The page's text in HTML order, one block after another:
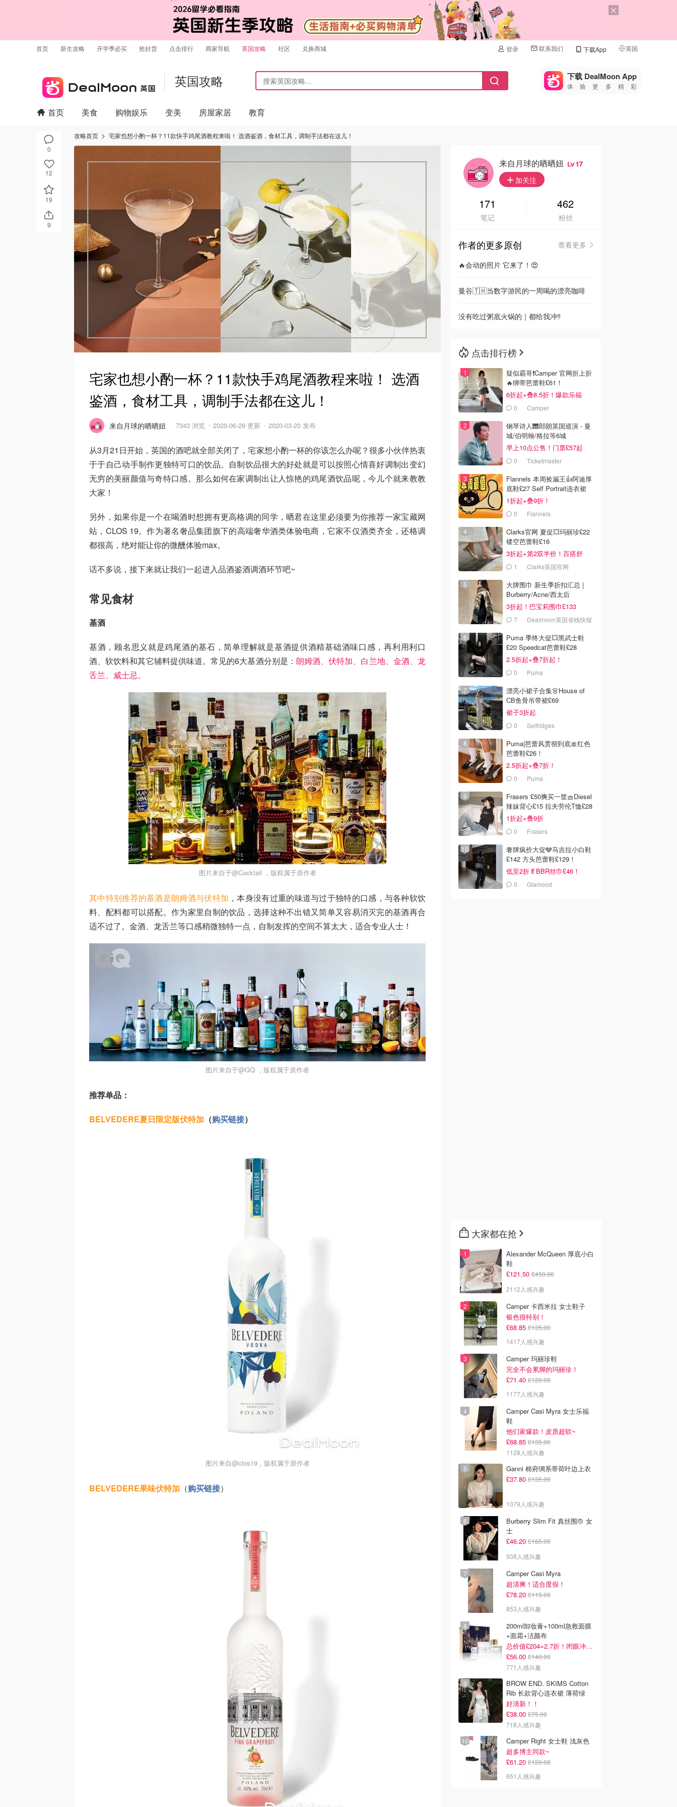
首页 新生攻略 开学季必买 抢好货 点击排行 商家导航 英国攻略 社区 兑换商城 登录 联系我们 下载App 英国
🇺🇸
🇨🇳 中国
🇩🇪
🇮🇹
🇦🇺
🇳🇿新西兰
英国攻略 下载 DealMoon App
体验更多精彩
0
12
19
9
首页 美食 购物娱乐 变美 房屋家居 教育
攻略首页 宅家也想小酌一杯？11款快手鸡尾酒教程来啦！ 选酒鉴酒，食材工具，调制手法都在这儿！
宅家也想小酌一杯？11款快手鸡尾酒教程来啦！ 选酒
鉴酒，食材工具，调制手法都在这儿！
来自月球的晒晒妞 7343 浏览 2020-06-29 更新 2020-03-20 发布
从3月21日开始，英国的酒吧就全部关闭了，宅家想小酌一杯的你该怎么办呢？很多小伙伴热衷
于于自己动手制作更独特可口的饮品。自制饮品很大的好处就是可以按照心情喜好调制出变幻
无穷的美丽颜值与奇特口感。那么如何在家调制出让人惊艳的鸡尾酒饮品呢，今儿个就来教教
大家！
另外，如果你是一个在喝酒时想拥有更高格调的同学，晒君在这里必须要为你推荐一家宝藏网
站，CLOS 19。作为著名奢品集团旗下的高端奢华酒类体验电商，它家不仅酒类齐全，还格调
都很高，绝对能让你的微醺体验max。
话不多说，接下来就让我们一起进入品酒鉴酒调酒环节吧~
常见食材
基酒
基酒，顾名思义就是鸡尾酒的基石，简单理解就是基酒提供酒精基础酒味口感，再利用利口
酒、软饮料和其它辅料提供味道。常见的6大基酒分别是： 朗姆酒、伏特加、白兰地、金酒、龙
舌兰、威士忌。
图片来自于@Cocktail ，版权属于原作者
其中特别推荐的基酒是朗姆酒与伏特加 ，本身没有过重的味道与过于独特的口感，与各种软饮
料、配料都可以搭配。作为家里自制的饮品，选择这种不出错又简单又容易消灭完的基酒再合
适不过了。金酒、龙舌兰等口感稍微独特一点，自制发挥的空间不算太大，适合专业人士！
图片来自于@GQ ，版权属于原作者
推荐单品：
BELVEDERE夏日限定版伏特加 （购买链接）
图片来自@clos19，版权属于原作者
BELVEDERE果味伏特加 （购买链接）
来自月球的晒晒妞 17
加关注
171
笔记
462
粉丝
作者的更多原创
查看更多
🔥会动的照片 它来了！😍
曼谷🇹🇭当数字游民的一周喝的漂亮咖啡
没有吃过粥底火锅的｜都给我冲‼️
点击排行榜
疑似霸哥❗️Camper 官网折上折
🔥绑带芭蕾鞋£61！
6折起+叠8.5折！爆款乐福
£68！
0 Camper
钢琴诗人🎹郎朗英国巡演 - 曼
城/伯明翰/格拉等6城
早上10点公售！门票£57起
0 Ticketmaster
Flannels 本周捡漏王👍阿迪厚
底鞋£27 Self Portrait连衣裙
£63
1折起+叠9折！
0 Flannels
Clarks官网 夏促💥玛丽珍£22
镂空芭蕾鞋£16
3折起+第2双半价！百搭舒
服！1 Clarks英国官网
大牌围巾 新生季折扣汇总 |
Burberry/Acne/西太后
3折起！巴宝莉围巾£133
7 Dealmoon英国省钱快报
Puma 季终大促💥黑武士鞋
£20 Speedcat芭蕾鞋£28
2.5折起+叠7折起！
0 Puma
漂亮小裙子合集👗House of
CB鱼骨吊带裙£69
裙子3折起
0 Selfridges
Puma|芭蕾风贯彻到底🎀红色
芭蕾鞋£26！
2.5折起+叠7折！
0 Puma
Frasers £50爽买一筐🧺Diesel
辣妹背心£15 拉夫劳伦T恤£28
1折起+叠9折
0 Frasers
奢牌疯价大促🩶马吉拉小白鞋
£142 方头芭蕾鞋£129！
低至2折🥬BBR丝巾£46！
0 Glamood
大家都在抢
Alexander McQueen 厚底小白
鞋
£121.50 £450.00
2112人感兴趣
Camper 卡西米拉 女士鞋子
银色很特别！
£68.85 £135.00
1417人感兴趣
Camper 玛丽珍鞋
完全不会累脚的玛丽珍！
£71.40 £120.00
1177人感兴趣
Camper Casi Myra 女士乐福
鞋
他们家爆款！皮质超软~
£68.85 £135.00
1128人感兴趣
Ganni 棉府绸系带荷叶边上衣
£37.80 £135.00
1079人感兴趣
Burberry Slim Fit 真丝围巾 女
士
£46.20 £165.00
938人感兴趣
Camper Casi Myra
超清爽！适合度假！
£78.20 £115.00
853人感兴趣
200ml卸妆膏+100ml急救面膜
+面霜+洁颜布
总价值£204=2.7折！闭眼冲这套！
£56.00 £140.00
771人感兴趣
BROW END. SKIMS Cotton
Rib 长款背心连衣裙 薄荷绿
好清新！！
£38.00 £75.00
718人感兴趣
Camper Right 女士鞋 浅灰色
超多博主同款~
£61.20 £120.00
651人感兴趣